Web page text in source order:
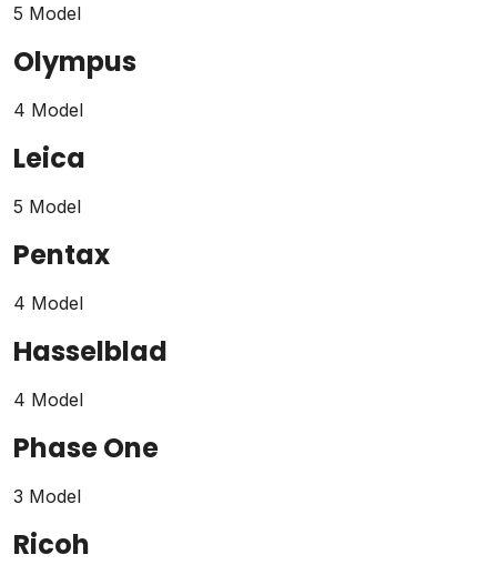
5 Model
Olympus
4 Model
Leica
5 Model
Pentax
4 Model
Hasselblad
4 Model
Phase One
3 Model
Ricoh